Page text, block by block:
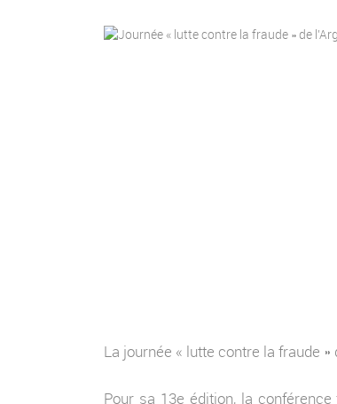
La journée « lutte contre la fraude
Pour sa 13e édition, la